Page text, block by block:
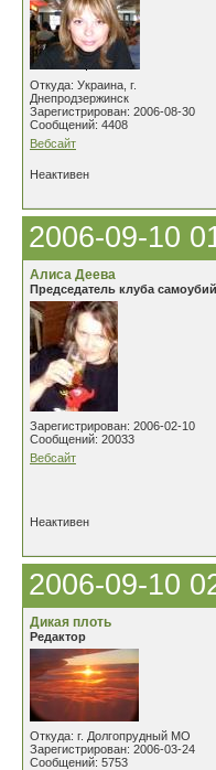
Откуда: Украина, г.
Днепродзержинск
Зарегистрирован: 2006-08-30
Сообщений: 4408
Вебсайт
Неактивен
2006-09-10
Алиса Деева
Председатель клуба
Зарегистрирован: 2006-02-10
Сообщений: 20033
Вебсайт
Неактивен
2006-09-10
Дикая плоть
Редактор
Откуда: г. Долгопрудный МО
Зарегистрирован: 2006-03-24
Сообщений: 5753